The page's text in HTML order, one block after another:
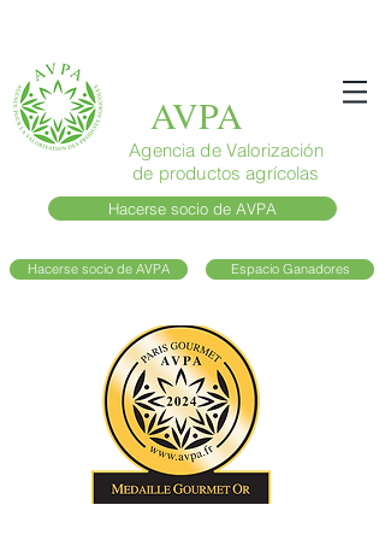
AVPA
Agencia de Valorización
de productos agrícolas
Hacerse socio de AVPA
Hacerse socio de AVPA Espacio Ganadores